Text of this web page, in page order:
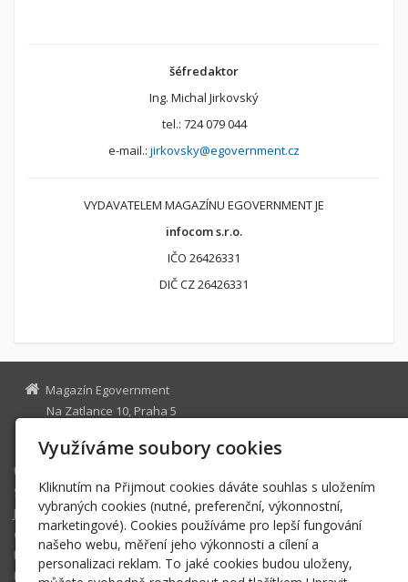
šéfredaktor
Ing. Michal Jirkovský
tel.: 724 079 044
e-mail.: jirkovsky@egovernment.cz
VYDAVATELEM MAGAZÍNU EGOVERNMENT JE
infocom s.r.o.
IČO 26426331
DIČ CZ 26426331
Magazín Egovernment
Na Zatlance 10, Praha 5
egovernment@egovernment.cz
Úvodní stránka
STUDIO
JIHLAVA
eOSOBNOST
ROK INFORMATIKY
MIKULOV
Využíváme soubory cookies
Kliknutím na Přijmout cookies dáváte souhlas s uložením
vybraných cookies (nutné, preferenční, výkonnostní,
marketingové). Cookies používáme pro lepší fungování
našeho webu, měření jeho výkonnosti a cílení a
personalizaci reklam. To jaké cookies budou uloženy,